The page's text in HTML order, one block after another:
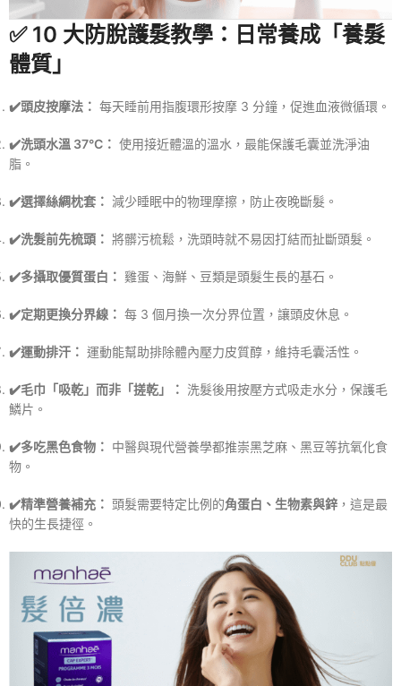
✅ 10 大防脫護髮教學：日常養成「養髮
體質」
✔️頭皮按摩法： 每天睡前用指腹環形按摩 3 分鐘，促進血液微循環。
✔️洗頭水溫 37°C： 使用接近體溫的溫水，最能保護毛囊並洗淨油
脂。
✔️選擇絲綢枕套： 減少睡眠中的物理摩擦，防止夜晚斷髮。
✔️洗髮前先梳頭： 將髒污梳鬆，洗頭時就不易因打結而扯斷頭髮。
✔️多攝取優質蛋白： 雞蛋、海鮮、豆類是頭髮生長的基石。
✔️定期更換分界線： 每 3 個月換一次分界位置，讓頭皮休息。
✔️運動排汗： 運動能幫助排除體內壓力皮質醇，維持毛囊活性。
✔️毛巾「吸乾」而非「搓乾」： 洗髮後用按壓方式吸走水分，保護毛
鱗片。
✔️多吃黑色食物： 中醫與現代營養學都推崇黑芝麻、黑豆等抗氧化食
物。
✔️精準營養補充： 頭髮需要特定比例的角蛋白、生物素與鋅 ，這是最
快的生長捷徑。